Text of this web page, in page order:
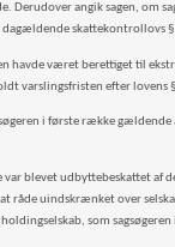
Derudover angik sagen, om
skattekontrollovs §
havde været berettiget til
varslingsfristen efter
i første række
var blevet udbyttebeskattet
råde uindskrænket over
som